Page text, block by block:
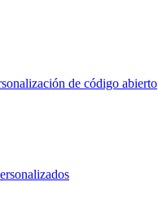
de código abierto